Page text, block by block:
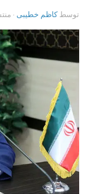
توسطکاظم خطیبی ·